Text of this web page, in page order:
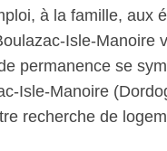
à la famille, aux
Isle-
permanence se
Isle-Manoire
recherche de